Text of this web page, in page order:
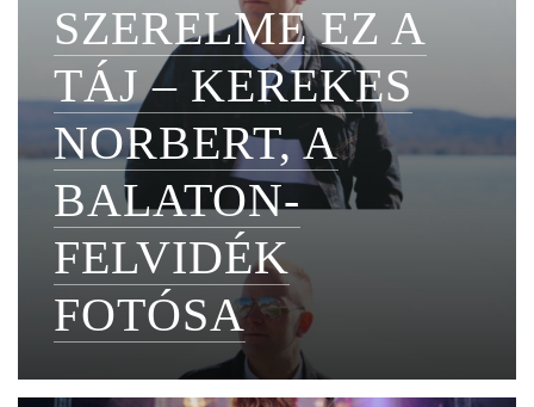
SZERELME EZ A
TÁJ – KEREKES
NORBERT, A
BALATON-
FELVIDÉK
FOTÓSA